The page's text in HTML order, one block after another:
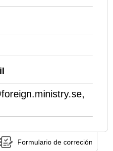
Formulario de correción